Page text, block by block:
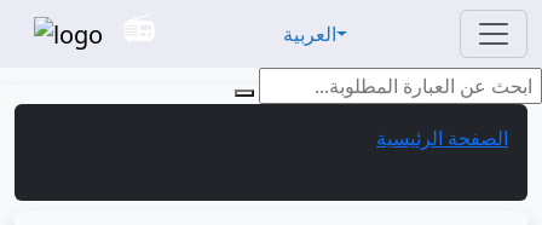
العربية
الصفحة الرئيسية